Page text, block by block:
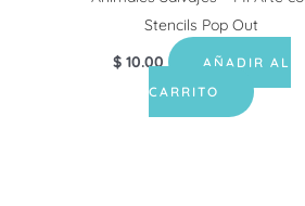
Stencils Pop Out
$10.00
AÑADIR AL
CARRITO